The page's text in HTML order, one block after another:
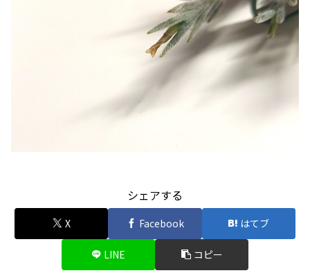
シェアする
X Facebook はてブ
LINE コピー